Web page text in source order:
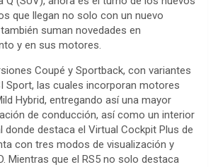
que llegan no solo con un nuevo
suman novedades en
y en sus motores.
Coupé y Sportback, con variantes
Sport, las cuales incorporan motores
Hybrid, entregando así una mayor
de conducción, así como un interior
donde destaca el Virtual Cockpit Plus de
con tres modos de visualización y
Mientras que el RS5 no solo destaca